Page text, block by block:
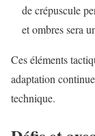
de crépuscule
et ombres sera
Ces éléments
adaptation
technique.